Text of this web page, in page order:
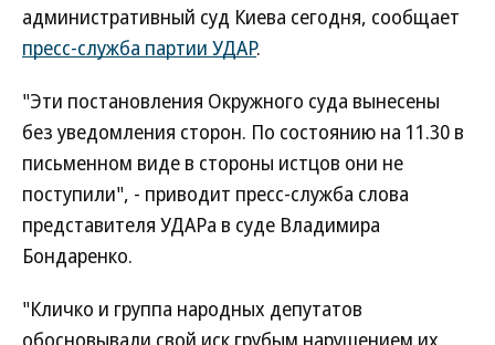
административный суд Киева сегодня, сообщает
пресс-служба партии УДАР.
"Эти постановления Окружного суда вынесены
без уведомления сторон. По состоянию на 11.30 в
письменном виде в стороны истцов они не
поступили", - приводит пресс-служба слова
представителя УДАРа в суде Владимира
Бондаренко.
"Кличко и группа народных депутатов
обосновывали свой иск грубым нарушением их